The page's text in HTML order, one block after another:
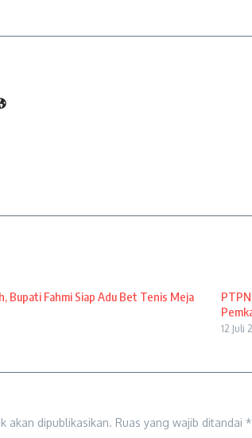
Bupati Fahmi Siap Adu Bet Tenis Meja
12 Juli
akan dipublikasikan. Ruas yang wajib ditandai *